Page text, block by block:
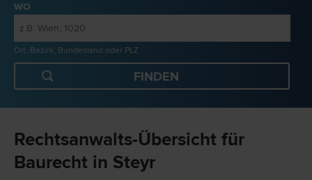
WO
Ort, Bezirk, Bundesland oder PLZ
Rechtsanwalts-Übersicht für
Baurecht in Steyr